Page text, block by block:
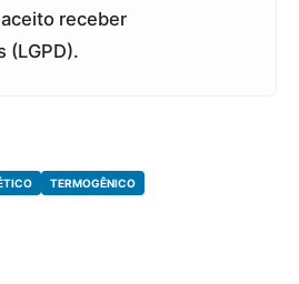
receber
(LGPD).
TERMOGÊNICO